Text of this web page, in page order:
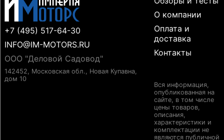
+7 (495) 517-64-30
INFO@IM-MOTORS.RU
ООО "Деловой Садовод"
142452, Московская обл., Новая Купавна,
дом 10
О компании
Оплата и
доставка
Контакты
Вся информация,
опубликованная на
сайте, в том числе
цены товаров,
описания,
характеристики и
комплектации не
являются публичной